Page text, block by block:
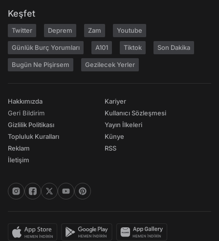
Keşfet
Twitter Deprem Zam Youtube
Günlük Burç Yorumları A101 Tiktok Son Dakika
Bugün Ne Pişirsem Gezilecek Yerler
Hakkımızda
Geri Bildirim
Gizlilik Politikası
Topluluk Kuralları
Reklam
İletişim
Kariyer
Kullanıcı Sözleşmesi
Yayın İlkeleri
Künye
RSS